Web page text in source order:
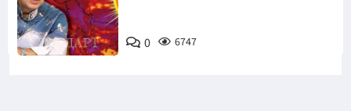
0 6747